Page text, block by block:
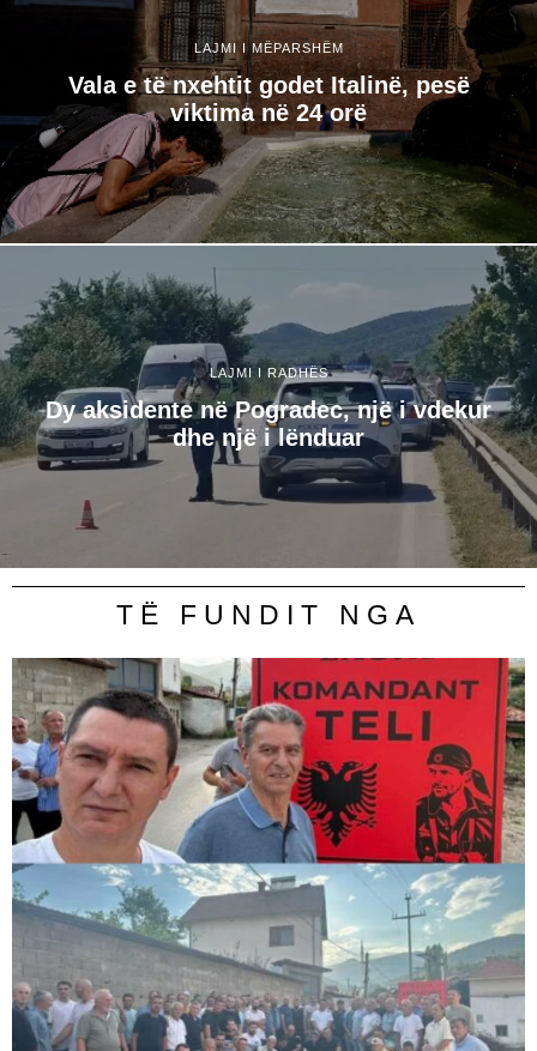
LAJMI I MËPARSHËM
Vala e të nxehtit godet Italinë, pesë
viktima në 24 orë
LAJMI I RADHËS
Dy aksidente në Pogradec, një i vdekur
dhe një i lënduar
TË FUNDIT NGA